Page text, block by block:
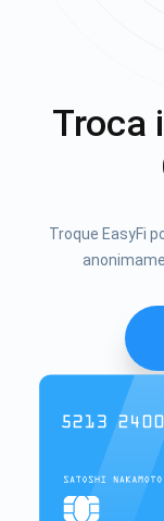
Troca
Troque EasyFi